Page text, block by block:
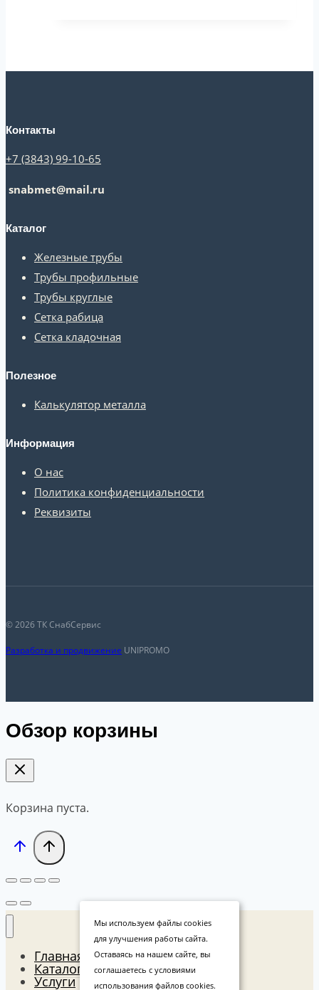
Контакты
+7 (3843) 99-10-65
snabmet@mail.ru
Каталог
Железные трубы
Трубы профильные
Трубы круглые
Сетка рабица
Сетка кладочная
Полезное
Калькулятор металла
Информация
О нас
Политика конфиденциальности
Реквизиты
© 2026 ТК СнабСервис
Разработка и продвижение UNIPROMO
Обзор корзины
Корзина пуста.
Главная
Каталог
Услуги
Мы используем файлы cookies
для улучшения работы сайта.
Оставаясь на нашем сайте, вы
соглашаетесь с условиями
использования файлов cookies.